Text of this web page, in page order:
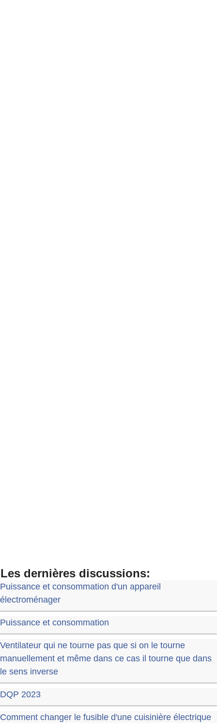
Les dernières discussions:
Puissance et consommation d'un appareil
électroménager
Puissance et consommation
Ventilateur qui ne tourne pas que si on le tourne
manuellement et même dans ce cas il tourne que dans
le sens inverse
DQP 2023
Comment changer le fusible d'une cuisinière électrique